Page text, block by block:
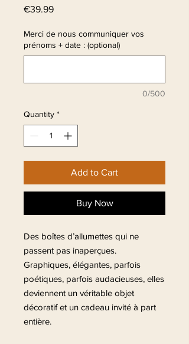
€39.99Price
Merci de nous communiquer vos
prénoms + date : (optional)
0/500
Quantity *
Add to Cart
Buy Now
Des boîtes d’allumettes qui ne
passent pas inaperçues.
Graphiques, élégantes, parfois
poétiques, parfois audacieuses, elles
deviennent un véritable objet
décoratif et un cadeau invité à part
entière.